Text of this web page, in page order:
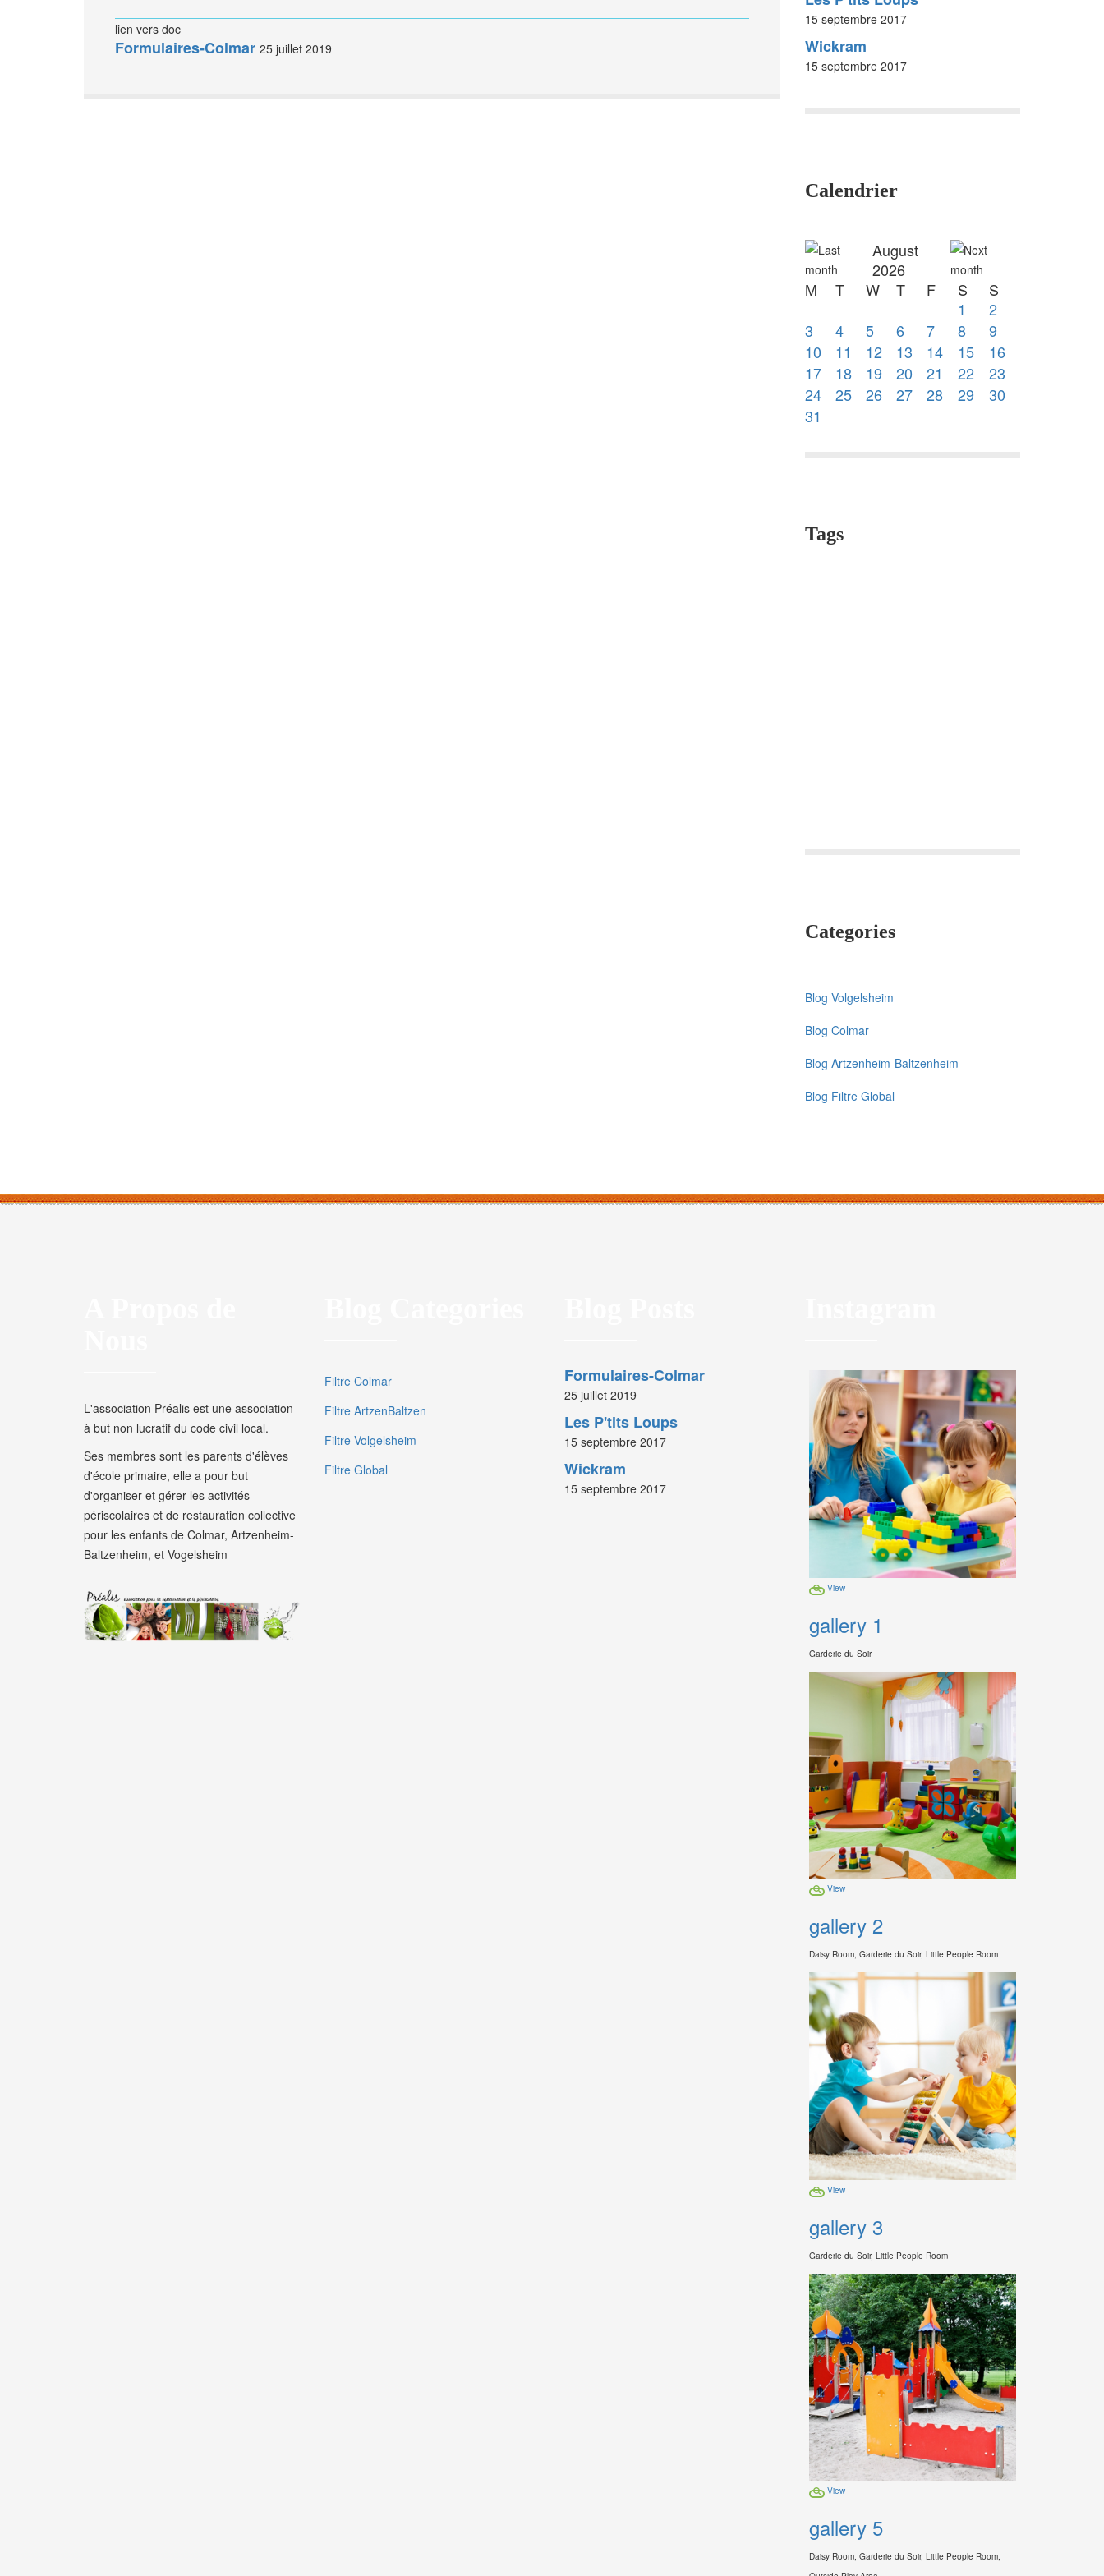
lien vers doc
Formulaires-Colmar 25 juillet 2019
15 septembre 2017
Wickram
15 septembre 2017
Calendrier
August
2026
M
T W T F S
S
1
2
3
4 5 6 7 8
9
10
11 12 13 14 15
16
17
18 19 20 21 22
23
24
25 26 27 28 29
30
31
Tags
Categories
Blog Volgelsheim
Blog Colmar
Blog Artzenheim-Baltzenheim
Blog Filtre Global
L'association Préalis est une association
à but non lucratif du code civil local.
Ses membres sont les parents d'élèves
d'école primaire, elle a pour but
d'organiser et gérer les activités
périscolaires et de restauration collective
pour les enfants de Colmar, Artzenheim-
Baltzenheim, et Vogelsheim
Filtre Colmar
Filtre ArtzenBaltzen
Filtre Volgelsheim
Filtre Global
Formulaires-Colmar
25 juillet 2019
Les P'tits Loups
15 septembre 2017
Wickram
15 septembre 2017
View
gallery 1
Garderie du Soir
View
gallery 2
Daisy Room, Garderie du Soir, Little People Room
View
gallery 3
Garderie du Soir, Little People Room
View
gallery 5
Daisy Room, Garderie du Soir, Little People Room,